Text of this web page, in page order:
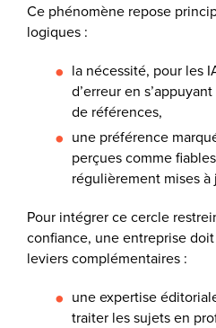
Ce phénomène repose
logiques :
la nécessité, pour les
d’erreur en
de références,
une préférence
perçues comme
régulièrement mises à
Pour intégrer ce cercle
confiance, une entreprise
leviers complémentaires :
une expertise
traiter les sujets en